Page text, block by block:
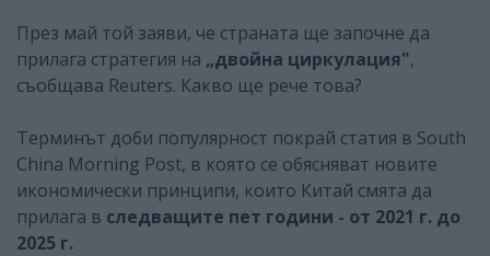
През май той заяви, че страната ще започне да
прилага стратегия на „двойна циркулация",
съобщава Reuters. Какво ще рече това?
Терминът доби популярност покрай статия в South
China Morning Post, в която се обясняват новите
икономически принципи, които Китай смята да
прилага в следващите пет години - от 2021 г. до
2025 г.